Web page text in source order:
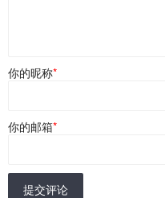
你的昵称*
你的邮箱*
提交评论